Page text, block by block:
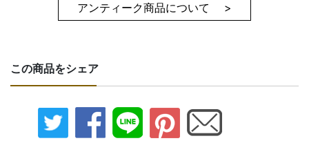
アンティーク商品について >
この商品をシェア